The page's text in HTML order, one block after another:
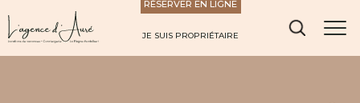
RÉSERVER EN LIGNE
JE SUIS PROPRIÉTAIRE